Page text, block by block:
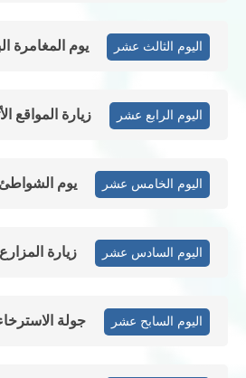
اليوم الثالث عشر يوم المغامرة
اليوم الرابع عشر زيارة المواقع
اليوم الخامس عشر يوم الشواطئ
اليوم السادس عشر زيارة
اليوم السابح عشر جولة